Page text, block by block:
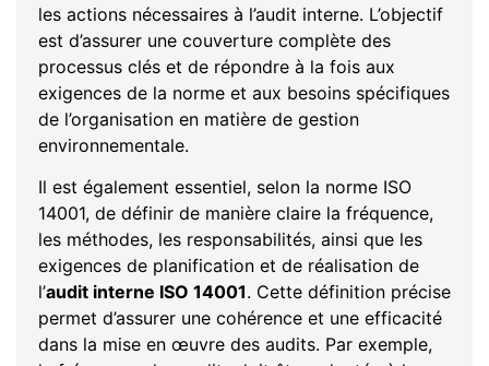
les actions nécessaires à l’audit interne. L’objectif
est d’assurer une couverture complète des
processus clés et de répondre à la fois aux
exigences de la norme et aux besoins spécifiques
de l’organisation en matière de gestion
environnementale.
Il est également essentiel, selon la norme ISO
14001, de définir de manière claire la fréquence,
les méthodes, les responsabilités, ainsi que les
exigences de planification et de réalisation de
l’audit interne ISO 14001. Cette définition précise
permet d’assurer une cohérence et une efficacité
dans la mise en œuvre des audits. Par exemple,